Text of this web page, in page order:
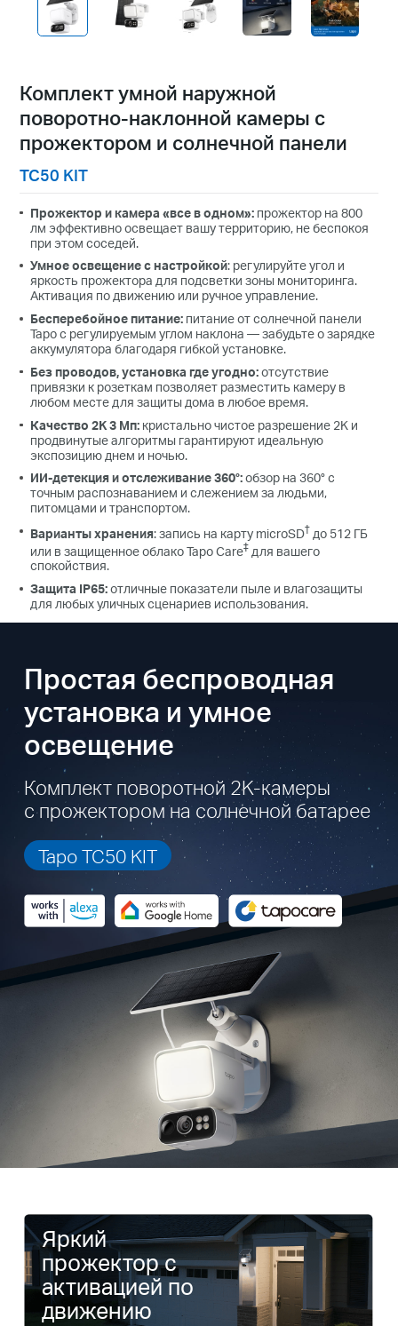
Комплект умной наружной
поворотно-наклонной камеры с
прожектором и солнечной панели
TC50 KIT
Прожектор и камера «все в одном»: прожектор на 800
лм эффективно освещает вашу территорию, не беспокоя
при этом соседей.
Умное освещение с настройкой: регулируйте угол и
яркость прожектора для подсветки зоны мониторинга.
Активация по движению или ручное управление.
Бесперебойное питание: питание от солнечной панели
Tapo с регулируемым углом наклона — забудьте о зарядке
аккумулятора благодаря гибкой установке.
Без проводов, установка где угодно:отсутствие
привязки к розеткам позволяет разместить камеру в
любом месте для защиты дома в любое время.
Качество 2K 3 Мп: кристально чистое разрешение 2K и
продвинутые алгоритмы гарантируют идеальную
экспозицию днем и ночью.
ИИ-детекция и отслеживание 360°:обзор на 360° с
точным распознаванием и слежением за людьми,
питомцами и транспортом.
Варианты хранения: запись на карту microSD† до 512 ГБ
или в защищенное облако Tapo Care‡ для вашего
спокойствия.
Защита IP65:отличные показатели пыле и влагозащиты
для любых уличных сценариев использования.
Простая беспроводная
установка и умное
освещение
Комплект поворотной 2K-камеры
с прожектором на солнечной батарее
Tapo TC50 KIT
Яркий
прожектор с
активацией по
движению